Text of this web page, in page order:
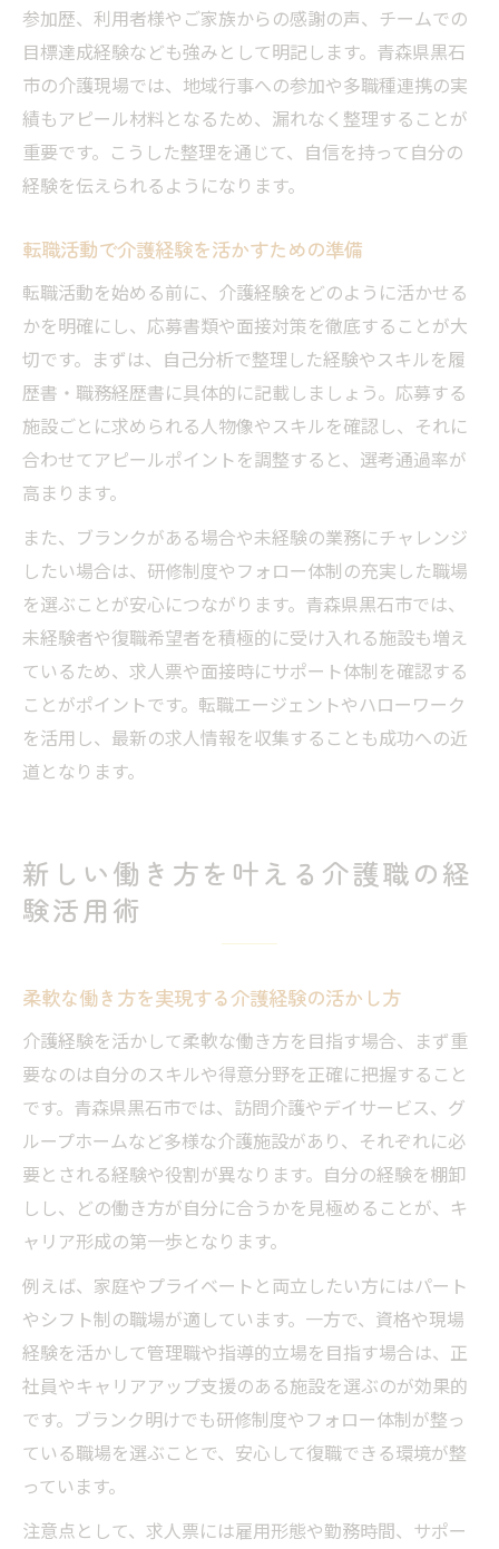
参加歴、利用者様やご家族からの感謝の声、チームでの
目標達成経験なども強みとして明記します。青森県黒石
市の介護現場では、地域行事への参加や多職種連携の実
績もアピール材料となるため、漏れなく整理することが
重要です。こうした整理を通じて、自信を持って自分の
経験を伝えられるようになります。
転職活動で介護経験を活かすための準備
転職活動を始める前に、介護経験をどのように活かせる
かを明確にし、応募書類や面接対策を徹底することが大
切です。まずは、自己分析で整理した経験やスキルを履
歴書・職務経歴書に具体的に記載しましょう。応募する
施設ごとに求められる人物像やスキルを確認し、それに
合わせてアピールポイントを調整すると、選考通過率が
高まります。
また、ブランクがある場合や未経験の業務にチャレンジ
したい場合は、研修制度やフォロー体制の充実した職場
を選ぶことが安心につながります。青森県黒石市では、
未経験者や復職希望者を積極的に受け入れる施設も増え
ているため、求人票や面接時にサポート体制を確認する
ことがポイントです。転職エージェントやハローワーク
を活用し、最新の求人情報を収集することも成功への近
道となります。
新しい働き方を叶える介護職の経
験活用術
柔軟な働き方を実現する介護経験の活かし方
介護経験を活かして柔軟な働き方を目指す場合、まず重
要なのは自分のスキルや得意分野を正確に把握すること
です。青森県黒石市では、訪問介護やデイサービス、グ
ループホームなど多様な介護施設があり、それぞれに必
要とされる経験や役割が異なります。自分の経験を棚卸
しし、どの働き方が自分に合うかを見極めることが、キ
ャリア形成の第一歩となります。
例えば、家庭やプライベートと両立したい方にはパート
やシフト制の職場が適しています。一方で、資格や現場
経験を活かして管理職や指導的立場を目指す場合は、正
社員やキャリアアップ支援のある施設を選ぶのが効果的
です。ブランク明けでも研修制度やフォロー体制が整っ
ている職場を選ぶことで、安心して復職できる環境が整
っています。
注意点として、求人票には雇用形態や勤務時間、サポー